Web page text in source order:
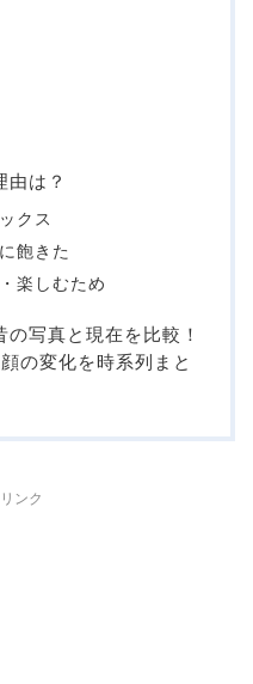
由は？
クス
飽きた
楽しむため
写真と現在を比較！
の変化を時系列まと
ンク